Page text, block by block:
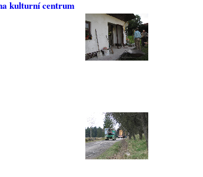
kulturní centrum